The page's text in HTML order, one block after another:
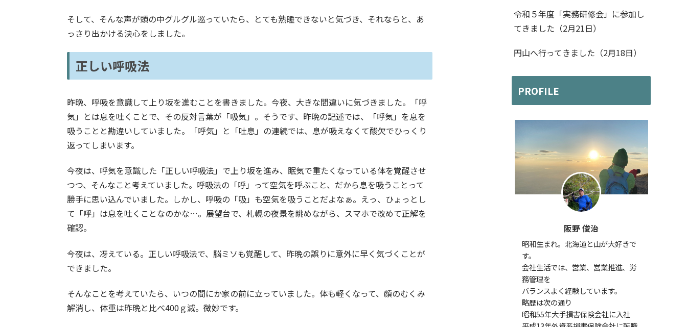
そして、そんな声が頭の中グルグル巡っていたら、とても熟睡できないと気づき、それならと、あ
っさり出かける決心をしました。
正しい呼吸法
昨晩、呼吸を意識して上り坂を進むことを書きました。今夜、大きな間違いに気づきました。「呼
気」とは息を吐くことで、その反対言葉が「吸気」。そうです、昨晩の記述では、「呼気」を息を
吸うことと勘違いしていました。「呼気」と「吐息」の連続では、息が吸えなくて酸欠でひっくり
返ってしまいます。
今夜は、呼気を意識した「正しい呼吸法」で上り坂を進み、眠気で重たくなっている体を覚醒させ
つつ、そんなこと考えていました。呼吸法の「呼」って空気を呼ぶこと、だから息を吸うことって
勝手に思い込んでいました。しかし、呼吸の「吸」も空気を吸うことだよなぁ。えっ、ひょっとし
て「呼」は息を吐くことなのかな…。展望台で、札幌の夜景を眺めながら、スマホで改めて正解を
確認。
今夜は、冴えている。正しい呼吸法で、脳ミソも覚醒して、昨晩の誤りに意外に早く気づくことが
できました。
そんなことを考えていたら、いつの間にか家の前に立っていました。体も軽くなって、顔のむくみ
解消し、体重は昨晩と比べ400ｇ減。微妙です。
令和５年度「実務研修会」に参加し
てきました（2月21日）
円山へ行ってきました（2月18日）
PROFILE
阪野 俊治
昭和生まれ。北海道と山が大好きで
す。
会社生活では、営業、営業推進、労
務管理を
バランスよく経験しています。
略歴は次の通り
昭和55年大手損害保険会社に入社